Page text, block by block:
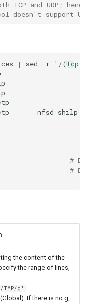
TCP and UDP;
doesn't support
| sed -r
'/
nfsd shilp
#
#
the content of the
the range of lines,
g'
(Global): If there is no g,